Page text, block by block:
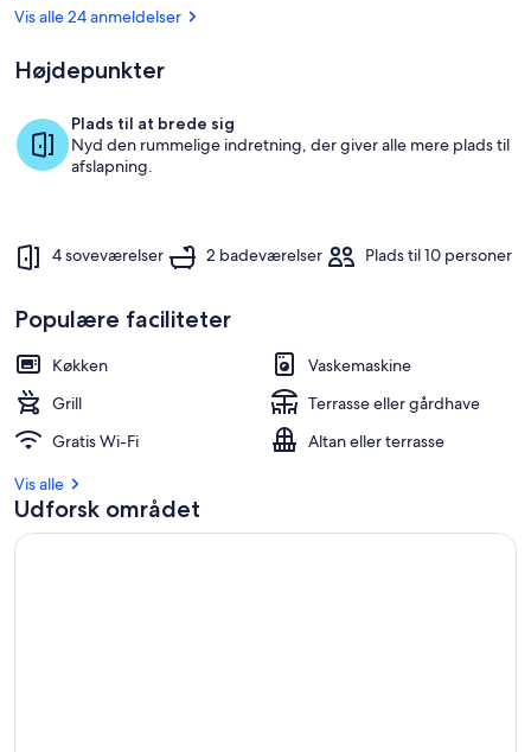
Interiør
Vis alle 24 anmeldelser
Højdepunkter
Plads til at brede sig
Nyd den rummelige indretning, der giver alle mere plads til
afslapning.
4 soveværelser 2 badeværelser Plads til 10 personer
Populære faciliteter
Køkken
Vaskemaskine
Grill
Terrasse eller gårdhave
Gratis Wi-Fi
Altan eller terrasse
Vis alle
Udforsk området